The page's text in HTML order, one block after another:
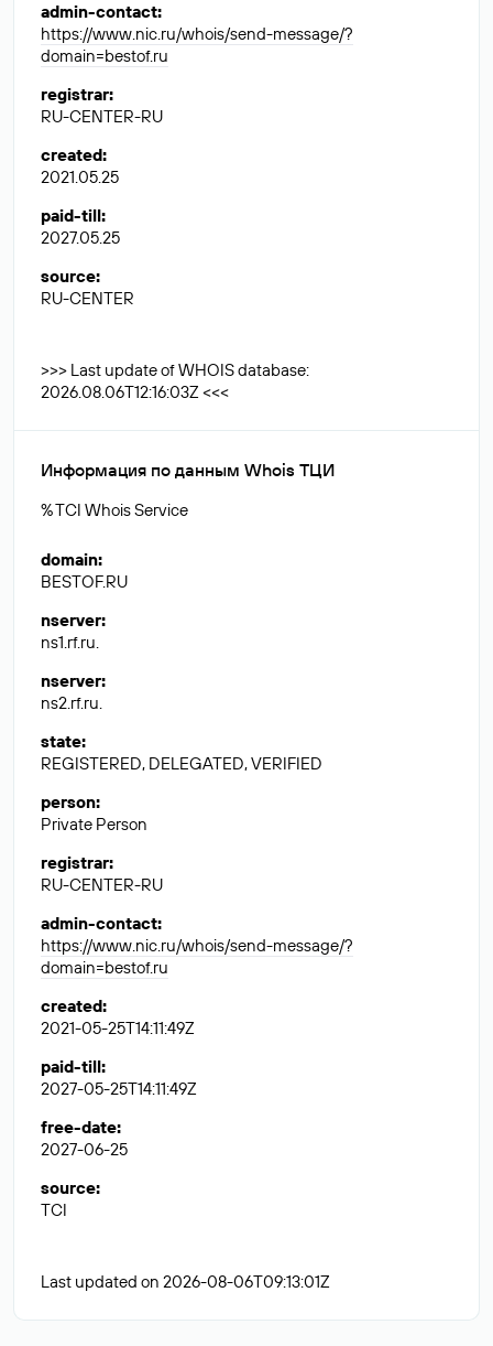
admin-contact:
https://www.nic.ru/whois/send-message/?
domain=bestof.ru
registrar:
RU-CENTER-RU
created:
2021.05.25
paid-till:
2027.05.25
source:
RU-CENTER
>>> Last update of WHOIS database:
2026.08.06T12:16:03Z <<<
Информация по данным Whois ТЦИ
% TCI Whois Service
domain:
BESTOF.RU
nserver:
ns1.rf.ru.
nserver:
ns2.rf.ru.
state:
REGISTERED, DELEGATED, VERIFIED
person:
Private Person
registrar:
RU-CENTER-RU
admin-contact:
https://www.nic.ru/whois/send-message/?
domain=bestof.ru
created:
2021-05-25T14:11:49Z
paid-till:
2027-05-25T14:11:49Z
free-date:
2027-06-25
source:
TCI
Last updated on 2026-08-06T09:13:01Z